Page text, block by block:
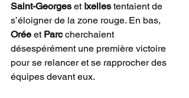
Saint-Georges et Ixelles tentaient de
s’éloigner de la zone rouge. En bas,
Orée et Parc cherchaient
désespérément une première victoire
pour se relancer et se rapprocher des
équipes devant eux.